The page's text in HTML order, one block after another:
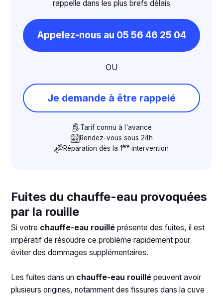
rappelle dans les plus brefs délais
Appelez-nous au 05 56 46 25 04
OU
Je demande à être rappelé
Tarif connu à l'avance
Rendez-vous sous 24h
Réparation dès la 1ère intervention
Fuites du chauffe-eau provoquées
par la rouille
Si votre chauffe-eau rouillé présente des fuites, il est
impératif de résoudre ce problème rapidement pour
éviter des dommages supplémentaires.
Les fuites dans un chauffe-eau rouillé peuvent avoir
plusieurs origines, notamment des fissures dans la cuve